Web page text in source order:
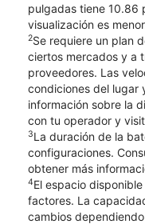
pulgadas tiene 10.86
visualización es
2Se requiere un plan
ciertos mercados y a
proveedores. Las
condiciones del lugar
información sobre la
con tu operador y
3La duración de la
configuraciones.
obtener más
4El espacio
factores. La
cambios